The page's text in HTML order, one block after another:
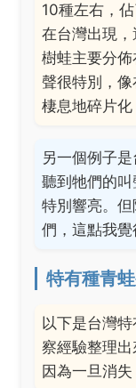
10種左右，
在台灣出現
樹蛙主要分
聲很特別，像
棲息地碎片化
另一個例子
聽到牠們的
特別響亮。
們，這點我覺
特有種青
以下是台灣
察經驗整理出
因為一旦消失